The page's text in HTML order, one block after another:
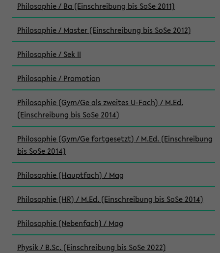
Philosophie / Ba (Einschreibung bis SoSe 2011)
Philosophie / Master (Einschreibung bis SoSe 2012)
Philosophie / Sek II
Philosophie / Promotion
Philosophie (Gym/Ge als zweites U-Fach) / M.Ed.
(Einschreibung bis SoSe 2014)
Philosophie (Gym/Ge fortgesetzt) / M.Ed. (Einschreibung
bis SoSe 2014)
Philosophie (Hauptfach) / Mag
Philosophie (HR) / M.Ed. (Einschreibung bis SoSe 2014)
Philosophie (Nebenfach) / Mag
Physik / B.Sc. (Einschreibung bis SoSe 2022)